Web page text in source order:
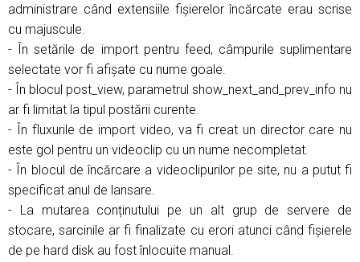
administrare când extensiile fișierelor încărcate erau scrise
cu majuscule.
- În setările de import pentru feed, câmpurile suplimentare
selectate vor fi afișate cu nume goale.
- În blocul post_view, parametrul show_next_and_prev_info nu
ar fi limitat la tipul postării curente.
- În fluxurile de import video, va fi creat un director care nu
este gol pentru un videoclip cu un nume necompletat.
- În blocul de încărcare a videoclipurilor pe site, nu a putut fi
specificat anul de lansare.
- La mutarea conținutului pe un alt grup de servere de
stocare, sarcinile ar fi finalizate cu erori atunci când fișierele
de pe hard disk au fost înlocuite manual.